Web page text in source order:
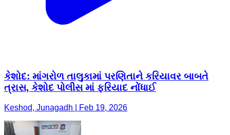
કેશોદ: માંગરોળ તાલુકામાં પરણિતાને કરિયાવર બાબતે
ત્રાસ, કેશોદ પોલીસ માં ફરિયાદ નોંધાઈ
Keshod, Junagadh | Feb 19, 2026